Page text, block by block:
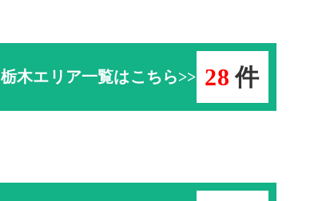
栃木エリア一覧はこちら>> 28 件